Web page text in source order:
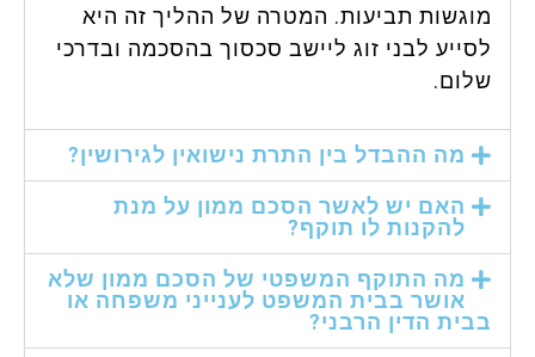
מוגשות תביעות. המטרה של ההליך זה היא
לסייע לבני זוג ליישב סכסוך בהסכמה ובדרכי
שלום.
מה ההבדל בין התרת נישואין לגירושין?
האם יש לאשר הסכם ממון על מנת
להקנות לו תוקף?
מה התוקף המשפטי של הסכם ממון שלא
אושר בבית המשפט לענייני משפחה או
בבית הדין הרבני?